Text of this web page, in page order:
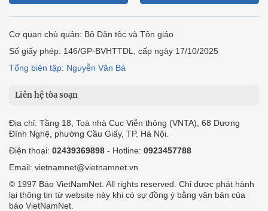
Cơ quan chủ quản: Bộ Dân tộc và Tôn giáo
Số giấy phép: 146/GP-BVHTTDL, cấp ngày 17/10/2025
Tổng biên tập: Nguyễn Văn Bá
Liên hệ tòa soạn
Địa chỉ: Tầng 18, Toà nhà Cục Viễn thông (VNTA), 68 Dương
Đình Nghệ, phường Cầu Giấy, TP. Hà Nội.
Điện thoại: 02439369898 - Hotline: 0923457788
Email: vietnamnet@vietnamnet.vn
© 1997 Báo VietNamNet. All rights reserved. Chỉ được phát hành
lại thông tin từ website này khi có sự đồng ý bằng văn bản của
báo VietNamNet.